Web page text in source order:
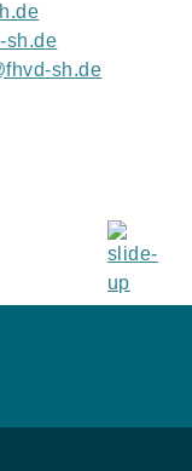
sh.de
sh.de